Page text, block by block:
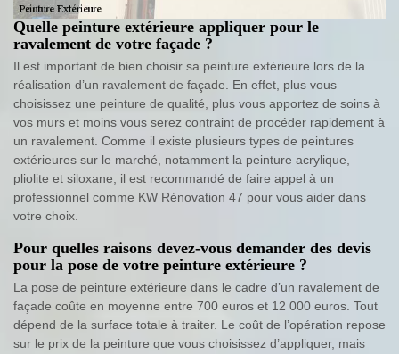
Quelle peinture extérieure appliquer pour le
ravalement de votre façade ?
Il est important de bien choisir sa peinture extérieure lors de la
réalisation d’un ravalement de façade. En effet, plus vous
choisissez une peinture de qualité, plus vous apportez de soins à
vos murs et moins vous serez contraint de procéder rapidement à
un ravalement. Comme il existe plusieurs types de peintures
extérieures sur le marché, notamment la peinture acrylique,
pliolite et siloxane, il est recommandé de faire appel à un
professionnel comme KW Rénovation 47 pour vous aider dans
votre choix.
Pour quelles raisons devez-vous demander des devis
pour la pose de votre peinture extérieure ?
La pose de peinture extérieure dans le cadre d’un ravalement de
façade coûte en moyenne entre 700 euros et 12 000 euros. Tout
dépend de la surface totale à traiter. Le coût de l’opération repose
sur le prix de la peinture que vous choisissez d’appliquer, mais